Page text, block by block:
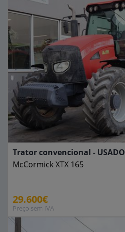
Trator convencional - USADO
McCormickXTX 165
29.600€
Preço sem IVA